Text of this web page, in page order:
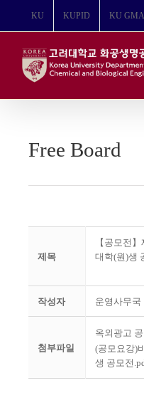
뛰
KU KUPID KU
Free Board
제목
【공모전
대학(원)생
작성자 운영사무국
첨부파일
옥외광고
(공모요강)
생 공모전